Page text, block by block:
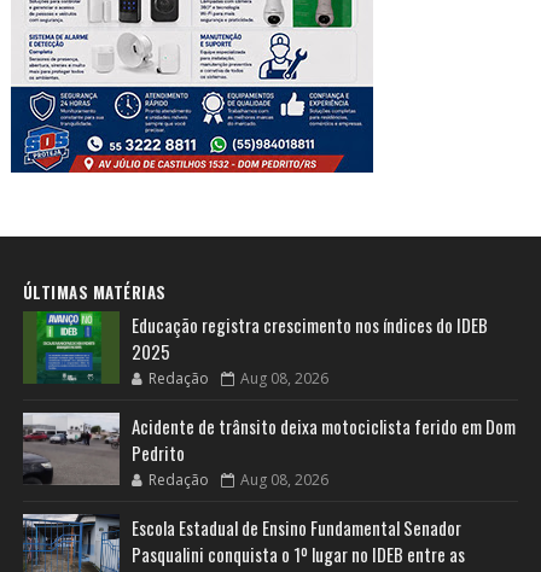
ÚLTIMAS MATÉRIAS
Educação registra crescimento nos índices do IDEB
2025
Redação Aug 08, 2026
Acidente de trânsito deixa motociclista ferido em Dom
Pedrito
Redação Aug 08, 2026
Escola Estadual de Ensino Fundamental Senador
Pasqualini conquista o 1º lugar no IDEB entre as